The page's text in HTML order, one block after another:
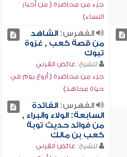
جزء من محاضرة ( من أخبار
النساء)
الفهرس:الشاهد
من قصة كعب , غزوة
تبوك
للشيخ: عائض القرني
جزء من محاضرة ( أروع يوم في
حياة مجاهد)
الفهرس:الفائدة
السابعة: الولاء والبراء ,
من فوائد حديث توبة
كعب بن مالك
للشيخ: عائض القرني